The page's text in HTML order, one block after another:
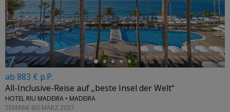
←
ab 883 € p.P.
All-Inclusive-Reise auf „beste Insel der Welt“
HOTEL RIU MADEIRA • MADEIRA
TERMINE BIS MÄRZ 2027